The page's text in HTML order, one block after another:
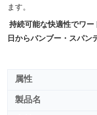
ます。
持続可能な快適性でワ
日からバンブー・スパン
属性
製品名